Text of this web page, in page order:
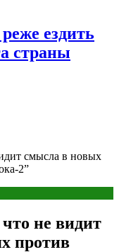
ездить
страны
смысла в новых
2”
не видит
против